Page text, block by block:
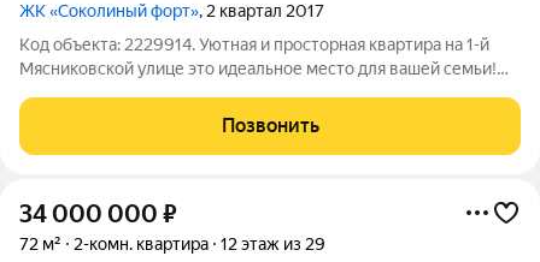
ЖК «Соколиный форт», 2 квартал 2017
Код объекта: 2229914. Уютная и просторная квартира на 1-й
Мясниковской улице это идеальное место для вашей семьи!
эта квартира сочетает в себе комфорт, функциональность и
безопасность, что так
Позвонить
34 000 000 ₽
72 м² 2-комн. квартира 12 этаж из 29